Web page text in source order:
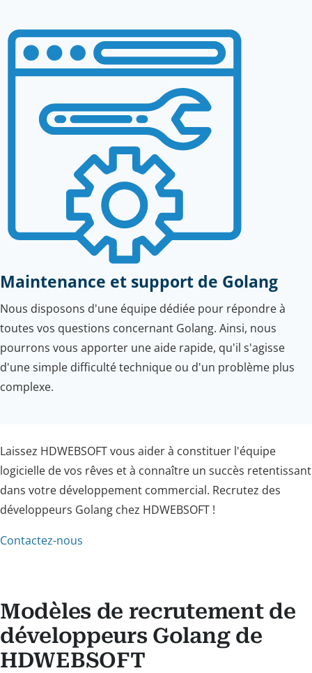
Maintenance et support de Golang
Nous disposons d'une équipe dédiée pour répondre à
toutes vos questions concernant Golang. Ainsi, nous
pourrons vous apporter une aide rapide, qu'il s'agisse
d'une simple difficulté technique ou d'un problème plus
complexe.
Laissez HDWEBSOFT vous aider à constituer l'équipe
logicielle de vos rêves et à connaître un succès retentissant
dans votre développement commercial. Recrutez des
développeurs Golang chez HDWEBSOFT !
Contactez-nous
Modèles de recrutement de
développeurs Golang de
HDWEBSOFT